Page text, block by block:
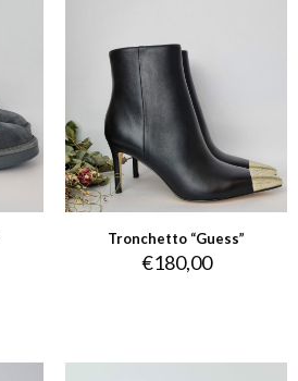
Tronchetto “Guess”
€180,00